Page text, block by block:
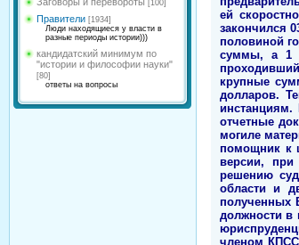
[100]
Правители [1934]
Люди находящиеся у власти в
разные периоды истории)))
кандидатский минимум по
"истории и философии науки"
[80]
ответы на вопросы